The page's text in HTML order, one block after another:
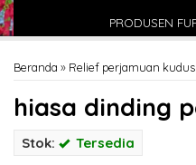
PRODUSEN
Beranda » Relief perjamuan kudus
hiasa dinding
Stok: Tersedia